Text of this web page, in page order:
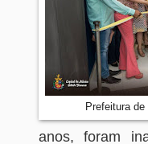
Prefeitura
anos, foram